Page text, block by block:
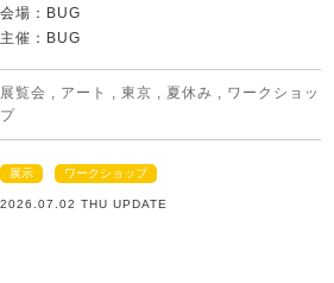
会場：BUG
主催：BUG
展覧会 アート 東京 夏休み
ワークショッ
プ
展示 ワークショップ
2026.07.02 THU UPDATE